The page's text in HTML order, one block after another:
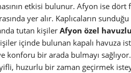
etkisi bulunur. Afyon ise dört
yer alır. Kaplıcaların
tutan kişiler Afyon özel
içinde bulunan kapalı havuza
bir arada bulmayı sağlıyor.
huzurlu bir zaman geçirmek